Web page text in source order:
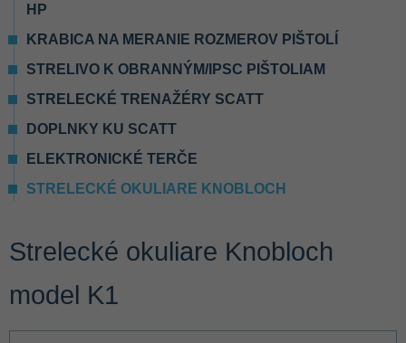
HP
KRABICA NA MERANIE ROZMEROV PIŠTOLÍ
STRELIVO K OBRANNÝM/IPSC PIŠTOLIAM
STRELECKÉ TRENAŽÉRY SCATT
DOPLNKY KU SCATT
ELEKTRONICKÉ TERČE
STRELECKÉ OKULIARE KNOBLOCH
Strelecké okuliare Knobloch
model K1